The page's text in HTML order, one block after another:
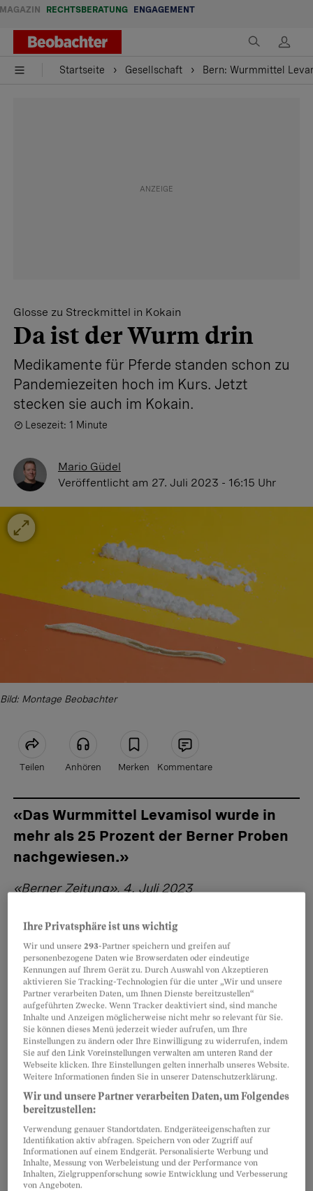
MAGAZIN RECHTSBERATUNG ENGAGEMENT
Startseite Gesellschaft Bern: Wurmmittel
Glosse zu Streckmittel in Kokain
Da ist der Wurm drin
Medikamente für Pferde standen schon zu
Pandemiezeiten hoch im Kurs. Jetzt
stecken sie auch im Kokain.
Lesezeit: 1 Minute
Mario Güdel
Veröffentlicht am 27. Juli 2023 - 16:15 Uhr
Bild: Montage Beobachter
Teilen Anhören Merken Kommentare
Artikel teilen
«Das Wurmmittel Levamisol wurde in
mehr als 25 Prozent der Berner Proben
nachgewiesen.»
«Berner Zeitung», 4. Juli 2023
WerKokainkonsumiert, vertilgt im besten Fall
zugleich Ungeziefer. Zumindest in Biel und
Bern: Ein Viertel der dort untersuchten
Kokainproben enthält das Mittel Levamisol, das
bei Tieren gegen Fadenwürmer und
Krätzemilben eingesetzt wird.
Doch die Konsumentinnen und Konsumenten
kratzt das wenig. Sie reagieren überhaupt
nicht verschnupft, sondern halten Bern tapfer
auf Platz 18 der Bestenliste europäischer Städte
beim Kokainkonsum. Die Schweiz versnifft
jährlich fünf Tonnen davon, das sind 13,7 Kilo
Ihre Privatsphäre ist uns wichtig
Wir und unsere293-Partner speichern und greifen auf
personenbezogene Daten wie Browserdaten oder eindeutige
Kennungen auf Ihrem Gerät zu. Durch Auswahl von Akzeptieren
aktivieren Sie Tracking-Technologien für die unter „Wir und unsere
Partner verarbeiten Daten, um Ihnen Dienste bereitzustellen“
aufgeführten Zwecke. Wenn Tracker deaktiviert sind, sind manche
Inhalte und Anzeigen möglicherweise nicht mehr so relevant für Sie.
Sie können dieses Menü jederzeit wieder aufrufen, um Ihre
Einstellungen zu ändern oder Ihre Einwilligung zu widerrufen, indem
Sie auf den Link Voreinstellungen verwalten am unteren Rand der
Webseite klicken. Ihre Einstellungen gelten innerhalb unseres Website.
Weitere Informationen finden Sie in unserer Datenschutzerklärung.
Wir und unsere Partner verarbeiten Daten, um Folgendes
bereitzustellen:
Verwendung genauer Standortdaten. Endgeräteeigenschaften zur
Identifikation aktiv abfragen. Speichern von oder Zugriff auf
Informationen auf einem Endgerät. Personalisierte Werbung und
Inhalte, Messung von Werbeleistung und der Performance von
Inhalten, Zielgruppenforschung sowie Entwicklung und Verbesserung
von Angeboten.